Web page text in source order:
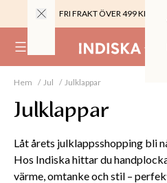
FRI FRAKT ÖVER 499 KR |
PANTS
Hem Jul Julklappar
Julklappar
Låt årets julklappsshopping bli
Hos Indiska hittar du
värme, omtanke och stil –